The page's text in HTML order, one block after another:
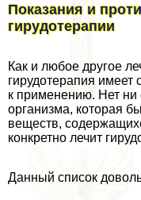
Показания и
гирудотерапии
Как и любое другое
гирудотерапия имеет
к применению. Нет ни
организма, которая
веществ,
конкретно лечит
Данный список